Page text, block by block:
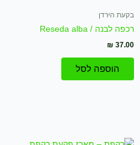
בקעת הירדן
רכפה לבנה / Reseda alba
₪ 37.00
הוספה לסל
המחיר המחיר